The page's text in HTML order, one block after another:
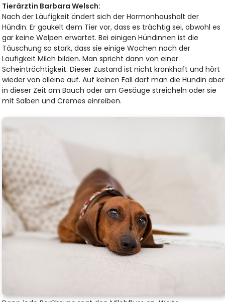
Tierärztin Barbara Welsch:
Nach der Läufigkeit ändert sich der Hormonhaushalt der
Hündin. Er gaukelt dem Tier vor, dass es trächtig sei, obwohl es
gar keine Welpen erwartet. Bei einigen Hündinnen ist die
Täuschung so stark, dass sie einige Wochen nach der
Läufigkeit Milch bilden. Man spricht dann von einer
Scheinträchtigkeit. Dieser Zustand ist nicht krankhaft und hört
wieder von alleine auf. Auf keinen Fall darf man die Hündin aber
in dieser Zeit am Bauch oder am Gesäuge streicheln oder sie
mit Salben und Cremes einreiben.